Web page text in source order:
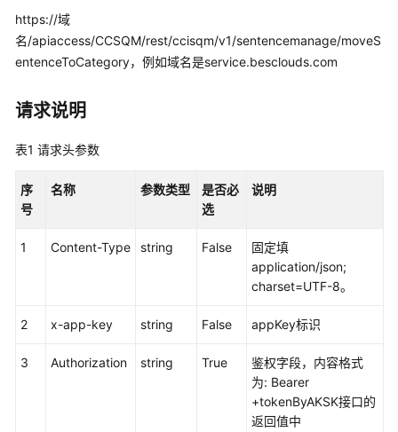
价
格
说
开
发
指
口
权
https://域
名/apiaccess/CCSQM/rest/ccisqm/v1/sentencemanage/moveS
entenceToCategory，例如域名是service.besclouds.com
请求说明
表1 请求头参数
序
号
名称 参数类型
是否必
选
说明
1 Content-Type string False
固定填
application/json;
charset=UTF-8。
2 x-app-key string False appKey标识
3 Authorization string True
鉴权字段，内容格式
为: Bearer
+tokenByAKSK接口的
返回值中